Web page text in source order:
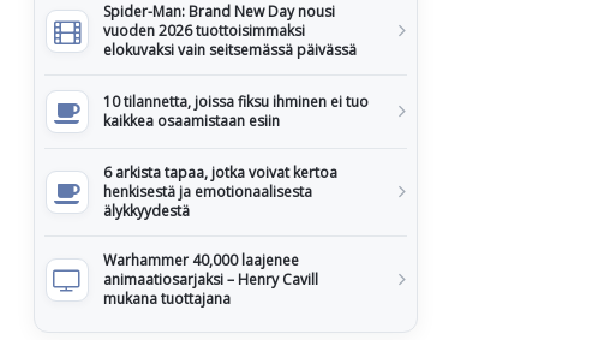
Spider-Man: Brand New Day nousi
vuoden 2026 tuottoisimmaksi
elokuvaksi vain seitsemässä päivässä
10 tilannetta, joissa fiksu ihminen ei tuo
kaikkea osaamistaan esiin
6 arkista tapaa, jotka voivat kertoa
henkisestä ja emotionaalisesta
älykkyydestä
Warhammer 40,000 laajenee
animaatiosarjaksi – Henry Cavill
mukana tuottajana